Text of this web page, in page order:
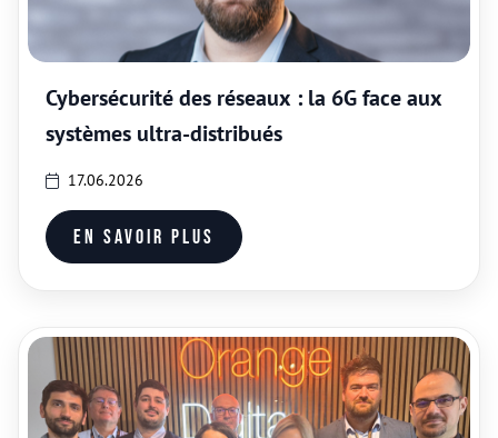
Cybersécurité des réseaux : la 6G face aux
systèmes ultra-distribués
17.06.2026
En savoir plus